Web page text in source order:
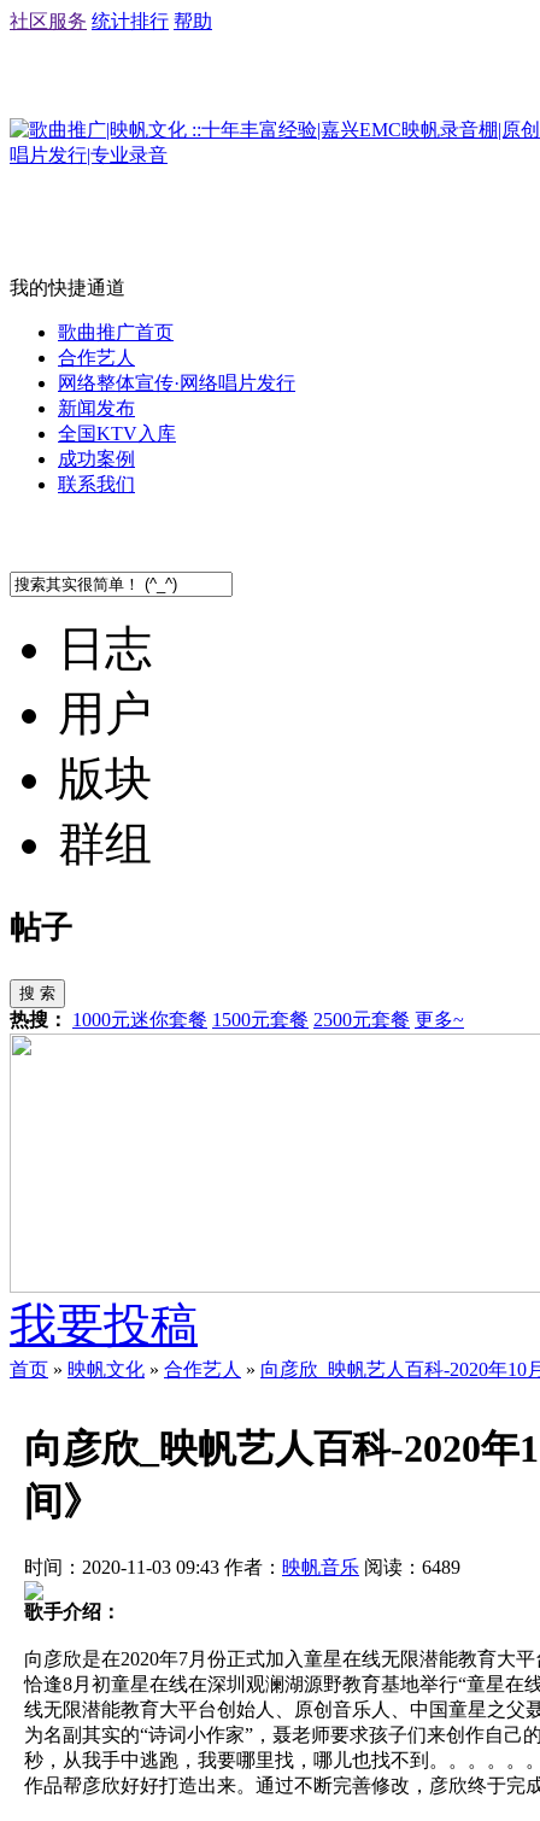
社区服务 统计排行 帮助
我的快捷通道
歌曲推广首页
合作艺人
网络整体宣传·网络唱片发行
新闻发布
全国KTV入库
成功案例
联系我们
日志
用户
版块
群组
帖子
搜 索
热搜： 1000元迷你套餐 1500元套餐 2500元套餐 更多~
我要投稿
首页 » 映帆文化 » 合作艺人 » 向彦欣_映帆艺人百科-2020年
向彦欣_映帆艺人百科-2020
间》
时间：2020-11-03 09:43 作者： 映帆音乐 阅读： 6489
歌手介绍：
向彦欣是在2020年7月份正式加入童星在线无限潜能教育大
恰逢8月初童星在线在深圳观澜湖源野教育基地举行“童星
线无限潜能教育大平台创始人、原创音乐人、中国童星之父
为名副其实的“诗词小作家”，聂老师要求孩子们来创作自
秒，从我手中逃跑，我要哪里找，哪儿也找不到。。。。。
作品帮彦欣好好打造出来。通过不断完善修改，彦欣终于完